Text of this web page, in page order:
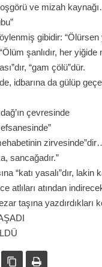
ve mizah
gibidir: “Ölürsen
şanlıdır, her yiğide
“gam çölü”dür.
idbarına da gülüp
çevresinde
sancağadır.”
“katı yasalı”dır,
atlıları atından
taşına
WhatsAppBağlanıyı kopyala